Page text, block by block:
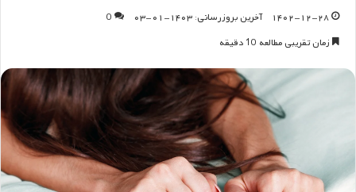
۱۴۰۲-۱۲-۲۸ آخرین بروزرسانی: ۱۴۰۳-۰۱-۰۳
0
زمان تقریبی مطالعه 10 دقیقه